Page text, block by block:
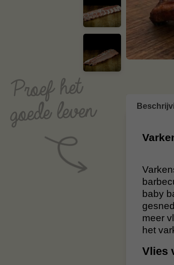
baby
meer
het
Vlies